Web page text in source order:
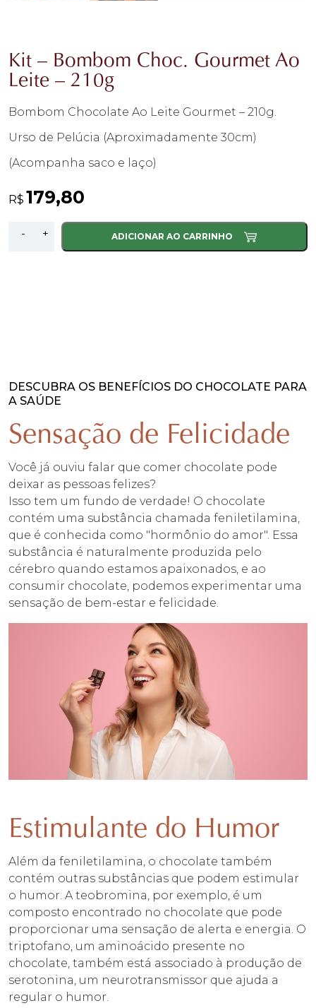
Kit – Bombom Choc. Gourmet Ao
Leite – 210g
Bombom Chocolate Ao Leite Gourmet – 210g.
Urso de Pelúcia (Aproximadamente 30cm)
(Acompanha saco e laço)
R$ 179,80
-
Kit
quantidade
+ ADICIONAR AO CARRINHO
DESCUBRA OS BENEFÍCIOS DO CHOCOLATE PARA
A SAÚDE
Sensação de Felicidade
Você já ouviu falar que comer chocolate pode
deixar as pessoas felizes?
Isso tem um fundo de verdade! O chocolate
contém uma substância chamada feniletilamina,
que é conhecida como "hormônio do amor". Essa
substância é naturalmente produzida pelo
cérebro quando estamos apaixonados, e ao
consumir chocolate, podemos experimentar uma
sensação de bem-estar e felicidade.
Estimulante do Humor
Além da feniletilamina, o chocolate também
contém outras substâncias que podem estimular
o humor. A teobromina, por exemplo, é um
composto encontrado no chocolate que pode
proporcionar uma sensação de alerta e energia. O
triptofano, um aminoácido presente no
chocolate, também está associado à produção de
serotonina, um neurotransmissor que ajuda a
regular o humor.